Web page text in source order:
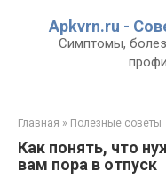
Apkvrn.ru -
Симптомы,
Главная » Полезные советы
Как понять, что
вам пора в отпуск